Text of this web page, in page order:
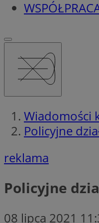
Wiadomości
Policyjne
reklama
Policyjne
08 lipca 2021